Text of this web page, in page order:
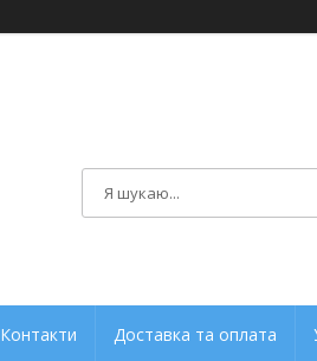
Контакти Доставка та оплата